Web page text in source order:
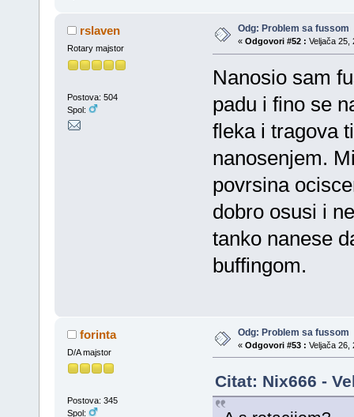
rslaven
Rotary majstor
Postova: 504
Spol:
Odg: Problem sa fussom
« Odgovori #52 : Veljača 25,
Nanosio sam
padu i fino se
fleka i tragova
nanosenjem.
povrsina
dobro osusi i
tanko nanese
buffingom.
forinta
D/A majstor
Postova: 345
Spol:
Odg: Problem sa fussom
« Odgovori #53 : Veljača 26,
Citat: Nix666 -